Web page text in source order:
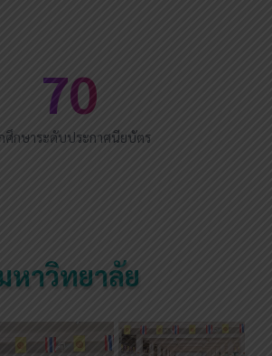
70
ศึกษาระดับประกาศนียบัตร
หาวิทยาลัย